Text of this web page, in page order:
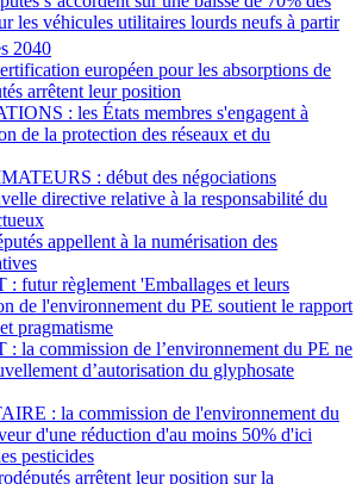
les véhicules utilitaires lourds neufs à partir
2040
européen pour les absorptions de
arrêtent leur position
: les États membres s'engagent à
de la protection des réseaux et du
: début des négociations
directive relative à la responsabilité du
appellent à la numérisation des
: futur règlement 'Emballages et leurs
de l'environnement du PE soutient le rapport
pragmatisme
: la commission de l’environnement du PE ne
d’autorisation du glyphosate
: la commission de l'environnement du
d'une réduction d'au moins 50% d'ici
pesticides
arrêtent leur position sur la